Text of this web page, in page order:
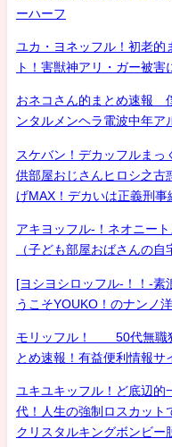
ーハーフ
ユカ・ヨネッフル！初老的
ト！害獣神アリ・ガー被
おネコさん的まとめ速報
ンタルメンヘラ電波中年
スケバン！デカッフルま
供部屋おじさんヒロシ之古
げMAX！デカいは正義刑事
アキヨッフル-！ネオニー
（子ども部屋おばさんの自
[ヨシヨシロッフル-！！-素
うこそYOUKO！のナンノ
モリッフル！ 50代無職
とめ速報！有益便利情報
ユキユキッフル！ど底辺的
代！人生の強制ロスカット
クリスタルキングボンビー